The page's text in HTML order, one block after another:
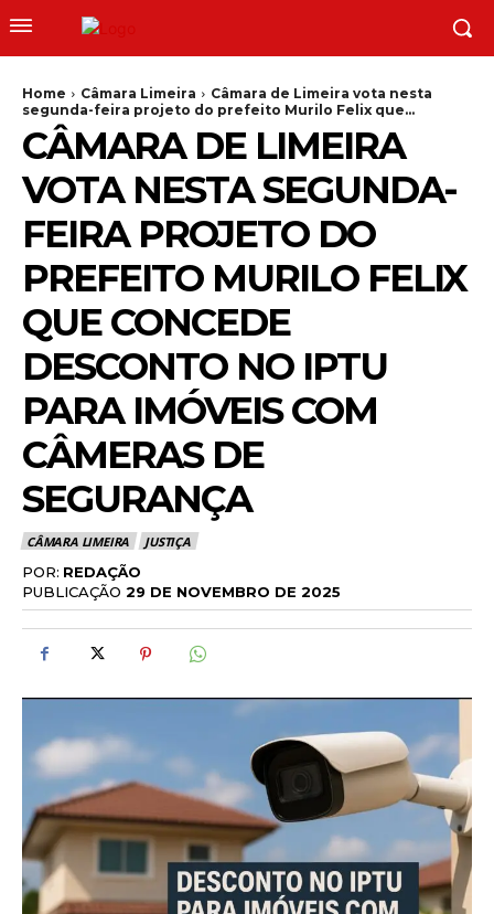
Home Câmara Limeira
Câmara de Limeira vota nesta
segunda-feira projeto do prefeito Murilo Felix que...
CÂMARA DE LIMEIRA
VOTA NESTA SEGUNDA-
FEIRA PROJETO DO
PREFEITO MURILO FELIX
QUE CONCEDE
DESCONTO NO IPTU
PARA IMÓVEIS COM
CÂMERAS DE
SEGURANÇA
CÂMARA LIMEIRA JUSTIÇA
POR: REDAÇÃO
PUBLICAÇÃO 29 DE NOVEMBRO DE 2025